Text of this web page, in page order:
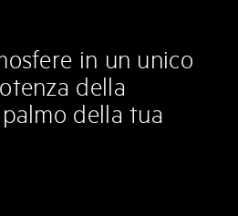
in un unico
della
della tua